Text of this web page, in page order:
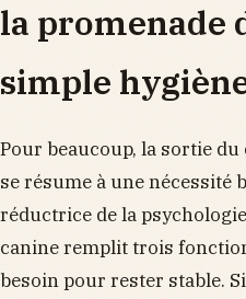
la promenade
simple
Pour beaucoup, la sortie
se résume à une nécessité
réductrice de la
canine remplit trois
besoin pour rester stable.